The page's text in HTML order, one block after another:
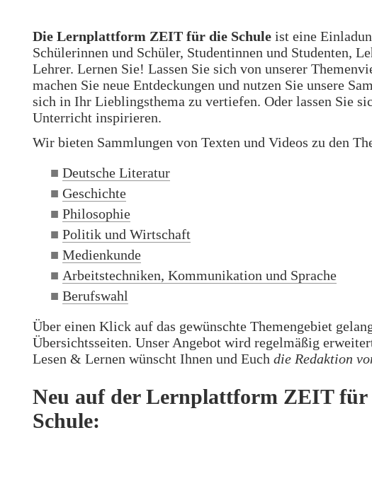
Die Lernplattform ZEIT für die Schule ist eine
Schülerinnen und Schüler, Studentinnen und Studenten,
Lehrer. Lernen Sie! Lassen Sie sich von unserer
machen Sie neue Entdeckungen und nutzen Sie unsere
sich in Ihr Lieblingsthema zu vertiefen. Oder lassen Sie
Unterricht inspirieren.
Wir bieten Sammlungen von Texten und Videos zu den
Deutsche Literatur
Geschichte
Philosophie
Politik und Wirtschaft
Medienkunde
Arbeitstechniken, Kommunikation und Sprache
Berufswahl
Über einen Klick auf das gewünschte Themengebiet
Übersichtsseiten. Unser Angebot wird regelmäßig
Lesen & Lernen wünscht Ihnen und Euch die Redaktion
Neu auf der Lernplattform ZEIT für
Schule: